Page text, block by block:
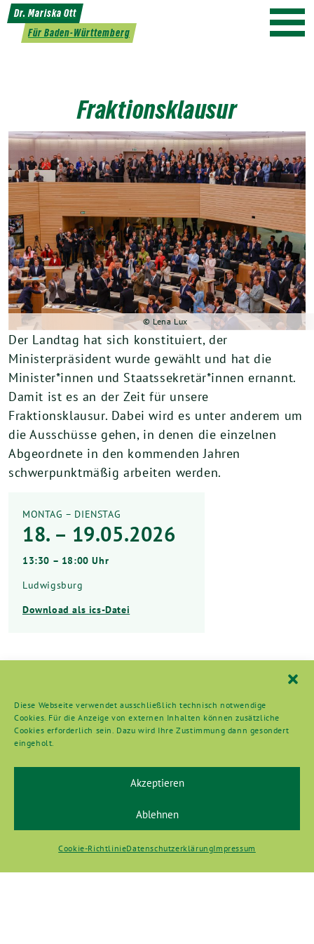
Diese Webseite verwendet ausschließlich technisch notwendige
Cookies. Für die Anzeige von externen Inhalten können zusätzliche
Cookies erforderlich sein. Dazu wird Ihre Zustimmung dann gesondert
eingeholt.
Akzeptieren
Ablehnen
Cookie-RichtlinieDatenschutzerklärungImpressum
Weiter
zum
Inhalt
Dr. Mariska Ott
Für Baden-Württemberg
Fraktionsklausur
© Lena Lux
Der Landtag hat sich konstituiert, der
Ministerpräsident wurde gewählt und hat die
Minister*innen und Staatssekretär*innen ernannt.
Damit ist es an der Zeit für unsere
Fraktionsklausur. Dabei wird es unter anderem um
die Ausschüsse gehen, in denen die einzelnen
Abgeordnete in den kommenden Jahren
schwerpunktmäßig arbeiten werden.
MONTAG – DIENSTAG
18. – 19.05.2026
13:30 – 18:00 Uhr
Ludwigsburg
Download als ics-Datei